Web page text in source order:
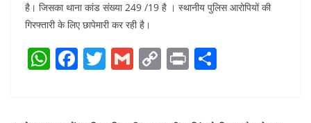
है। जिसका थाना कांड संख्या 249 /19 है । स्थानीय पुलिस आरोपियों की
गिरफ्तारी के लिए छापेमारी कर रही है।
W F T G C Pr